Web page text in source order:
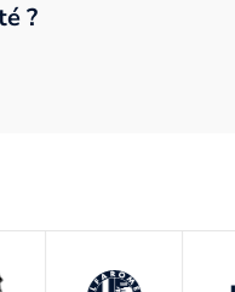
?